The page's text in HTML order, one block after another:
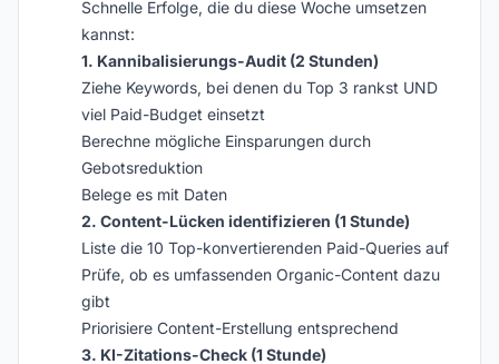
Schnelle Erfolge, die du diese Woche umsetzen
kannst:
1. Kannibalisierungs-Audit (2 Stunden)
Ziehe Keywords, bei denen du Top 3 rankst UND
viel Paid-Budget einsetzt
Berechne mögliche Einsparungen durch
Gebotsreduktion
Belege es mit Daten
2. Content-Lücken identifizieren (1 Stunde)
Liste die 10 Top-konvertierenden Paid-Queries auf
Prüfe, ob es umfassenden Organic-Content dazu
gibt
Priorisiere Content-Erstellung entsprechend
3. KI-Zitations-Check (1 Stunde)